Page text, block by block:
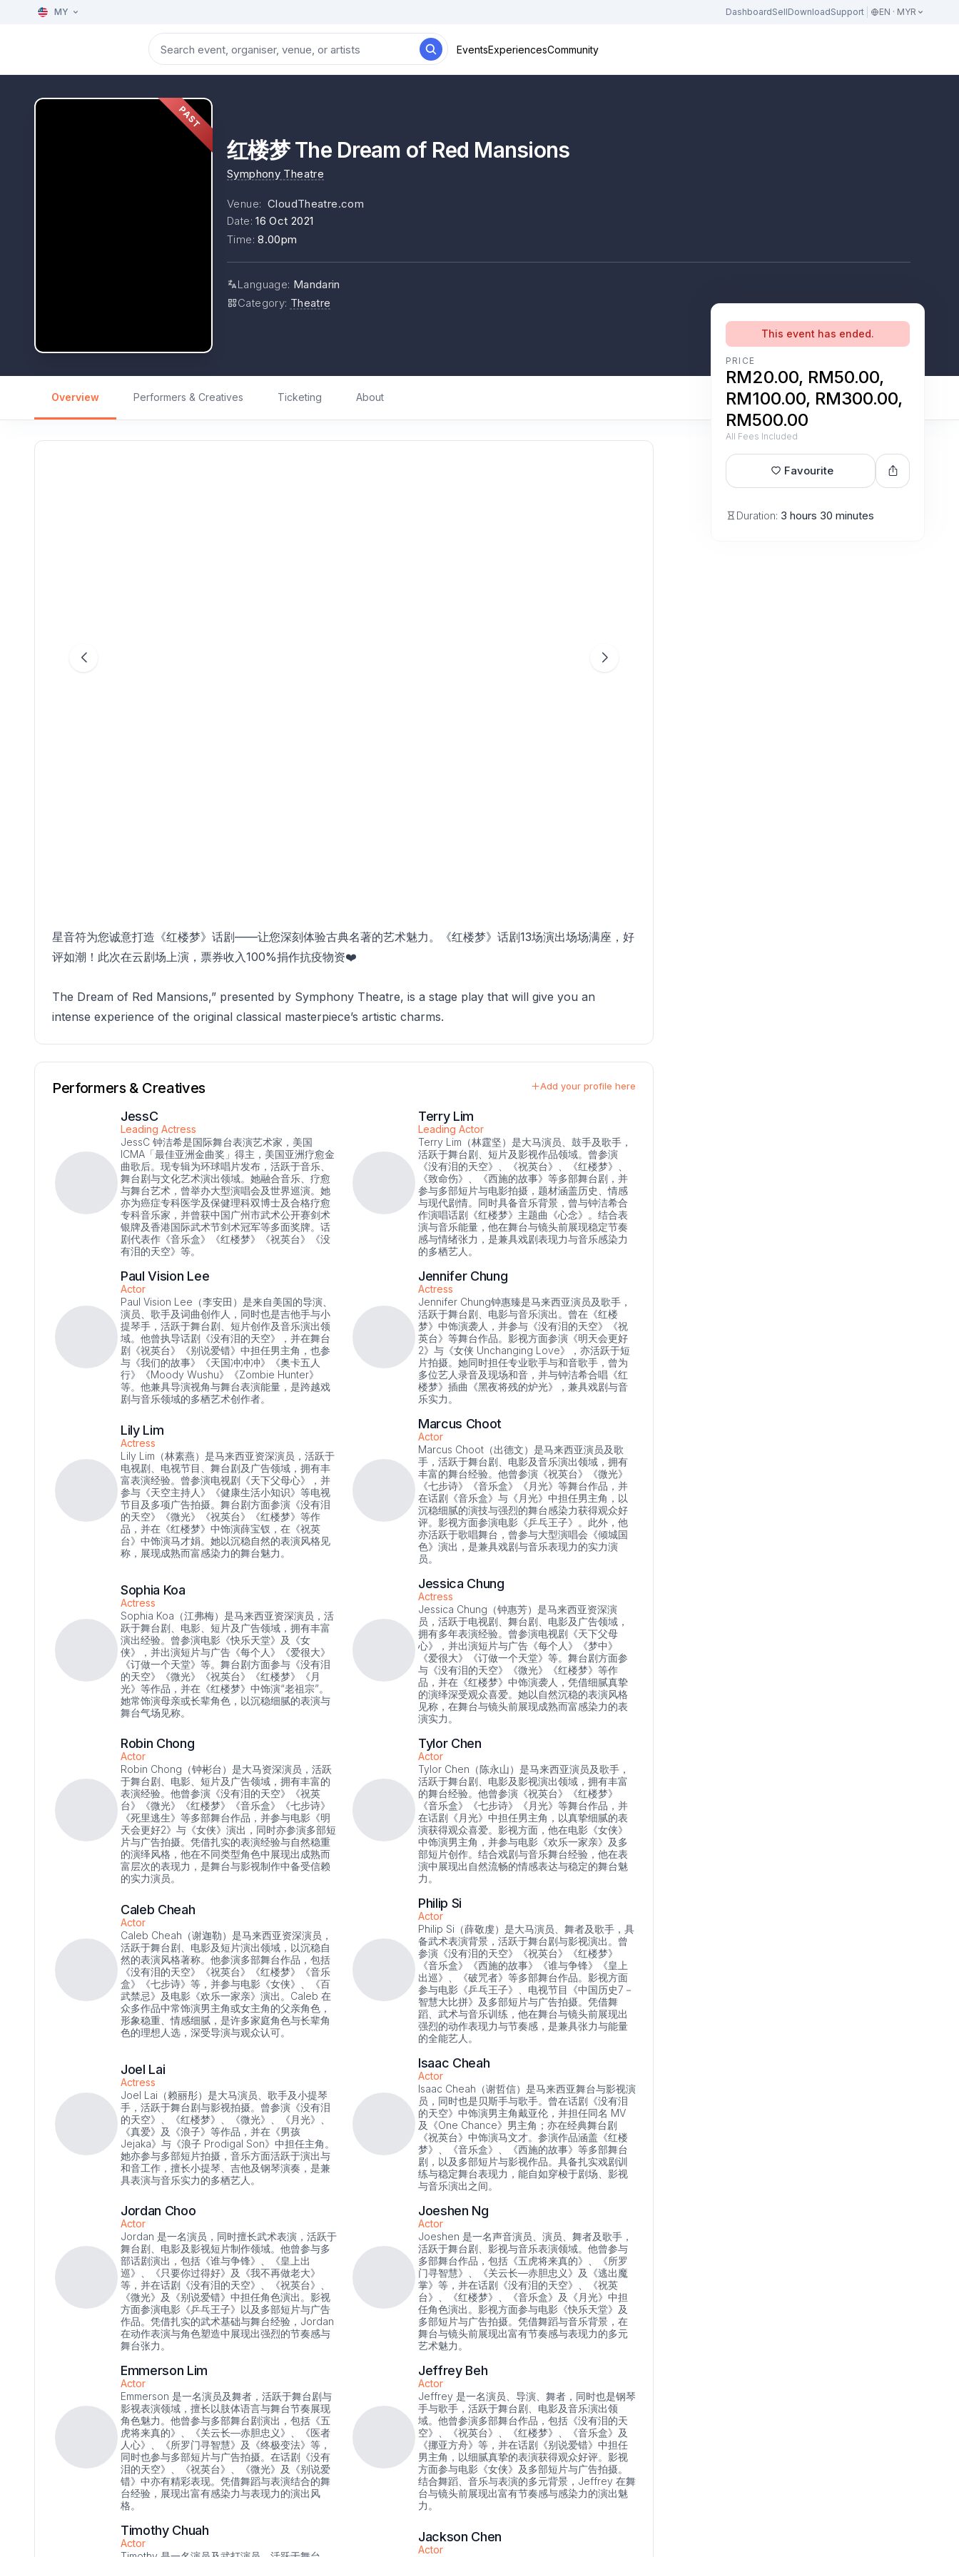
MY DashboardSellDownloadSupport EN · MYR
EventsExperiencesCommunity
PAST
红楼梦 The Dream of Red Mansions
Symphony Theatre
Venue: CloudTheatre.com
Date:16 Oct 2021
Time:8.00pm
Language: Mandarin
Category: Theatre
Overview Performers & Creatives Ticketing About
This event has ended.
PRICE
RM20.00, RM50.00,
RM100.00, RM300.00,
RM500.00
All Fees Included
Favourite
Duration: 3 hours 30 minutes
星音符为您诚意打造《红楼梦》话剧——让您深刻体验古典名著的艺术魅力。《红楼梦》话剧13场演出场场满座，好
评如潮！此次在云剧场上演，票券收入100%捐作抗疫物资❤️
The Dream of Red Mansions,” presented by Symphony Theatre, is a stage play that will give you an
intense experience of the original classical masterpiece’s artistic charms.
Performers & Creatives Add your profile here
JessC
Leading Actress
JessC 钟洁希是国际舞台表演艺术家，美国
ICMA「最佳亚洲金曲奖」得主，美国亚洲疗愈金
曲歌后。现专辑为环球唱片发布，活跃于音乐、
舞台剧与文化艺术演出领域。她融合音乐、疗愈
与舞台艺术，曾举办大型演唱会及世界巡演。她
亦为癌症专科医学及保健理科双博士及合格疗愈
专科音乐家，并曾获中国广州市武术公开赛剑术
银牌及香港国际武术节剑术冠军等多面奖牌。话
剧代表作《音乐盒》《红楼梦》《祝英台》《没
有泪的天空》等。
Terry Lim
Leading Actor
Terry Lim（林霆坚）是大马演员、鼓手及歌手，
活跃于舞台剧、短片及影视作品领域。曾参演
《没有泪的天空》、《祝英台》、《红楼梦》、
《致命伤》、《西施的故事》等多部舞台剧，并
参与多部短片与电影拍摄，题材涵盖历史、情感
与现代剧情。同时具备音乐背景，曾与钟洁希合
作演唱话剧《红楼梦》主题曲《心念》。结合表
演与音乐能量，他在舞台与镜头前展现稳定节奏
感与情绪张力，是兼具戏剧表现力与音乐感染力
的多栖艺人。
Paul Vision Lee
Actor
Paul Vision Lee（李安田）是来自美国的导演、
演员、歌手及词曲创作人，同时也是吉他手与小
提琴手，活跃于舞台剧、短片创作及音乐演出领
域。他曾执导话剧《没有泪的天空》，并在舞台
剧《祝英台》《别说爱错》中担任男主角，也参
与《我们的故事》《天国冲冲冲》《奥卡五人
行》《Moody Wushu》《Zombie Hunter》
等。他兼具导演视角与舞台表演能量，是跨越戏
剧与音乐领域的多栖艺术创作者。
Jennifer Chung
Actress
Jennifer Chung钟惠臻是马来西亚演员及歌手，
活跃于舞台剧、电影与音乐演出。曾在《红楼
梦》中饰演袭人，并参与《没有泪的天空》《祝
英台》等舞台作品。影视方面参演《明天会更好
2》与《女侠 Unchanging Love》，亦活跃于短
片拍摄。她同时担任专业歌手与和音歌手，曾为
多位艺人录音及现场和音，并与钟洁希合唱《红
楼梦》插曲《黑夜将残的炉光》，兼具戏剧与音
乐实力。
Lily Lim
Actress
Lily Lim（林素燕）是马来西亚资深演员，活跃于
电视剧、电视节目、舞台剧及广告领域，拥有丰
富表演经验。曾参演电视剧《天下父母心》，并
参与《天空主持人》《健康生活小知识》等电视
节目及多项广告拍摄。舞台剧方面参演《没有泪
的天空》《微光》《祝英台》《红楼梦》等作
品，并在《红楼梦》中饰演薛宝钗，在《祝英
台》中饰演马才娟。她以沉稳自然的表演风格见
称，展现成熟而富感染力的舞台魅力。
Marcus Choot
Actor
Marcus Choot（出德文）是马来西亚演员及歌
手，活跃于舞台剧、电影及音乐演出领域，拥有
丰富的舞台经验。他曾参演《祝英台》《微光》
《七步诗》《音乐盒》《月光》等舞台作品，并
在话剧《音乐盒》与《月光》中担任男主角，以
沉稳细腻的演技与强烈的舞台感染力获得观众好
评。影视方面参演电影《乒乓王子》。此外，他
亦活跃于歌唱舞台，曾参与大型演唱会《倾城国
色》演出，是兼具戏剧与音乐表现力的实力演
员。
Sophia Koa
Actress
Sophia Koa（江弗梅）是马来西亚资深演员，活
跃于舞台剧、电影、短片及广告领域，拥有丰富
演出经验。曾参演电影《快乐天堂》及《女
侠》，并出演短片与广告《每个人》《爱很大》
《订做一个天堂》等。舞台剧方面参与《没有泪
的天空》《微光》《祝英台》《红楼梦》《月
光》等作品，并在《红楼梦》中饰演“老祖宗”。
她常饰演母亲或长辈角色，以沉稳细腻的表演与
舞台气场见称。
Jessica Chung
Actress
Jessica Chung（钟惠芳）是马来西亚资深演
员，活跃于电视剧、舞台剧、电影及广告领域，
拥有多年表演经验。曾参演电视剧《天下父母
心》，并出演短片与广告《每个人》《梦中》
《爱很大》《订做一个天堂》等。舞台剧方面参
与《没有泪的天空》《微光》《红楼梦》等作
品，并在《红楼梦》中饰演袭人，凭借细腻真挚
的演绎深受观众喜爱。她以自然沉稳的表演风格
见称，在舞台与镜头前展现成熟而富感染力的表
演实力。
Robin Chong
Actor
Robin Chong（钟彬台）是大马资深演员，活跃
于舞台剧、电影、短片及广告领域，拥有丰富的
表演经验。他曾参演《没有泪的天空》《祝英
台》《微光》《红楼梦》《音乐盒》《七步诗》
《死里逃生》等多部舞台作品，并参与电影《明
天会更好2》与《女侠》演出，同时亦参演多部短
片与广告拍摄。凭借扎实的表演经验与自然稳重
的演绎风格，他在不同类型角色中展现出成熟而
富层次的表现力，是舞台与影视制作中备受信赖
的实力演员。
Tylor Chen
Actor
Tylor Chen（陈永山）是马来西亚演员及歌手，
活跃于舞台剧、电影及影视演出领域，拥有丰富
的舞台经验。他曾参演《祝英台》《红楼梦》
《音乐盒》《七步诗》《月光》等舞台作品，并
在话剧《月光》中担任男主角，以真挚细腻的表
演获得观众喜爱。影视方面，他在电影《女侠》
中饰演男主角，并参与电影《欢乐一家亲》及多
部短片创作。结合戏剧与音乐舞台经验，他在表
演中展现出自然流畅的情感表达与稳定的舞台魅
力。
Caleb Cheah
Actor
Caleb Cheah（谢迦勒）是马来西亚资深演员，
活跃于舞台剧、电影及短片演出领域，以沉稳自
然的表演风格著称。他参演多部舞台作品，包括
《没有泪的天空》《祝英台》《红楼梦》《音乐
盒》《七步诗》等，并参与电影《女侠》、《百
武禁忌》及电影《欢乐一家亲》演出。Caleb 在
众多作品中常饰演男主角或女主角的父亲角色，
形象稳重、情感细腻，是许多家庭角色与长辈角
色的理想人选，深受导演与观众认可。
Philip Si
Actor
Philip Si（薛敬虔）是大马演员、舞者及歌手，具
备武术表演背景，活跃于舞台剧与影视演出。曾
参演《没有泪的天空》《祝英台》《红楼梦》
《音乐盒》《西施的故事》《谁与争锋》《皇上
出巡》、《破咒者》等多部舞台作品。影视方面
参与电影《乒乓王子》、电视节目《中国历史7－
智慧大比拼》及多部短片与广告拍摄。凭借舞
蹈、武术与音乐训练，他在舞台与镜头前展现出
强烈的动作表现力与节奏感，是兼具张力与能量
的全能艺人。
Joel Lai
Actress
Joel Lai（赖丽彤）是大马演员、歌手及小提琴
手，活跃于舞台剧与影视拍摄。曾参演《没有泪
的天空》、《红楼梦》、《微光》、《月光》、
《真爱》及《浪子》等作品，并在《男孩
Jejaka》与《浪子 Prodigal Son》中担任主角。
她亦参与多部短片拍摄，音乐方面活跃于演出与
和音工作，擅长小提琴、吉他及钢琴演奏，是兼
具表演与音乐实力的多栖艺人。
Isaac Cheah
Actor
Isaac Cheah（谢哲信）是马来西亚舞台与影视演
员，同时也是贝斯手与歌手。曾在话剧《没有泪
的天空》中饰演男主角戴亚伦，并担任同名 MV
及《One Chance》男主角；亦在经典舞台剧
《祝英台》中饰演马文才。参演作品涵盖《红楼
梦》、《音乐盒》、《西施的故事》等多部舞台
剧，以及多部短片与影视作品。具备扎实戏剧训
练与稳定舞台表现力，能自如穿梭于剧场、影视
与音乐演出之间。
Jordan Choo
Actor
Jordan 是一名演员，同时擅长武术表演，活跃于
舞台剧、电影及影视短片制作领域。他曾参与多
部话剧演出，包括《谁与争锋》、《皇上出
巡》、《只要你过得好》及《我不再做老大》
等，并在话剧《没有泪的天空》、《祝英台》、
《微光》及《别说爱错》中担任角色演出。影视
方面参演电影《乒乓王子》以及多部短片与广告
作品。凭借扎实的武术基础与舞台经验，Jordan
在动作表演与角色塑造中展现出强烈的节奏感与
舞台张力。
Joeshen Ng
Actor
Joeshen 是一名声音演员、演员、舞者及歌手，
活跃于舞台剧、影视与音乐表演领域。他曾参与
多部舞台作品，包括《五虎将来真的》、《所罗
门寻智慧》、《关云长—赤胆忠义》及《逃出魔
掌》等，并在话剧《没有泪的天空》、《祝英
台》、《红楼梦》、《音乐盒》及《月光》中担
任角色演出。影视方面参与电影《快乐天堂》及
多部短片与广告拍摄。凭借舞蹈与音乐背景，在
舞台与镜头前展现出富有节奏感与表现力的多元
艺术魅力。
Emmerson Lim
Actor
Emmerson 是一名演员及舞者，活跃于舞台剧与
影视表演领域，擅长以肢体语言与舞台节奏展现
角色魅力。他曾参与多部舞台剧演出，包括《五
虎将来真的》、《关云长—赤胆忠义》、《医者
人心》、《所罗门寻智慧》及《终极变法》等，
同时也参与多部短片与广告拍摄。在话剧《没有
泪的天空》、《祝英台》、《微光》及《别说爱
错》中亦有精彩表现。凭借舞蹈与表演结合的舞
台经验，展现出富有感染力与表现力的演出风
格。
Jeffrey Beh
Actor
Jeffrey 是一名演员、导演、舞者，同时也是钢琴
手与歌手，活跃于舞台剧、电影及音乐演出领
域。他曾参演多部舞台作品，包括《没有泪的天
空》、《祝英台》、《红楼梦》、《音乐盒》及
《挪亚方舟》等，并在话剧《别说爱错》中担任
男主角，以细腻真挚的表演获得观众好评。影视
方面参与电影《女侠》及多部短片与广告拍摄。
结合舞蹈、音乐与表演的多元背景，Jeffrey 在舞
台与镜头前展现出富有节奏感与感染力的演出魅
力。
Timothy Chuah
Actor
Jackson Chen
Actor